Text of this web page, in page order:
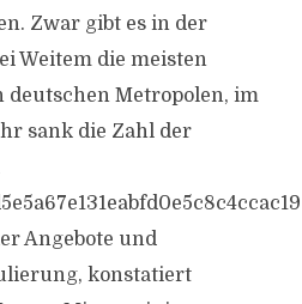
Zwar gibt es in der
Weitem die meisten
deutschen Metropolen, im
sank die Zahl der
Angebote und
konstatiert